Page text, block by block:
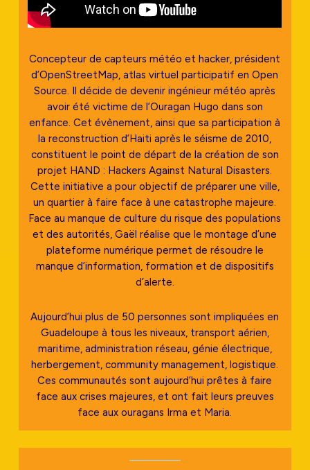
Concepteur de capteurs météo et hacker, président
d’OpenStreetMap, atlas virtuel participatif en Open
Source. Il décide de devenir ingénieur météo après
avoir été victime de l’Ouragan Hugo dans son
enfance. Cet évènement, ainsi que sa participation à
la reconstruction d’Haiti après le séisme de 2010,
constituent le point de départ de la création de son
projet HAND : Hackers Against Natural Disasters.
Cette initiative a pour objectif de préparer une ville,
un quartier à faire face à une catastrophe majeure.
Face au manque de culture du risque des populations
et des autorités, Gaël réalise que le montage d’une
plateforme numérique permet de résoudre le
manque d’information, formation et de dispositifs
d’alerte.
Aujourd’hui plus de 50 personnes sont impliquées en
Guadeloupe à tous les niveaux, transport aérien,
maritime, administration réseau, génie électrique,
herbergement, community management, logistique.
Ces communautés sont aujourd’hui prêtes à faire
face aux crises majeures, et ont fait leurs preuves
face aux ouragans Irma et Maria.